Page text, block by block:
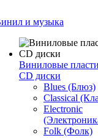
и музыка
Виниловые
CD диски
Blues (Блюз)
Classical
Electronic
Folk (Фолк)